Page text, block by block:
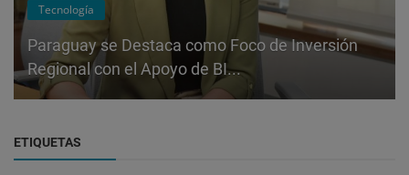
Tecnología
Paraguay se Destaca como Foco de Inversión
Regional con el Apoyo de BI...
ETIQUETAS